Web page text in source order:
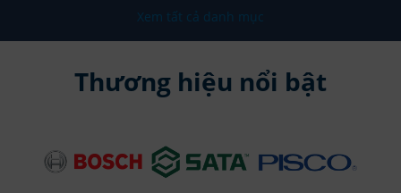
Xem tất cả danh mục
Thương hiệu nổi bật